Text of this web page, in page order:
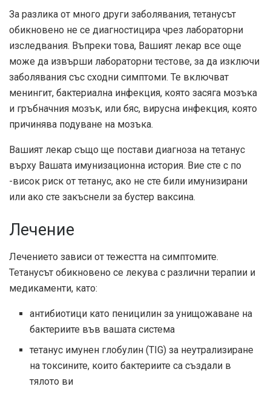
За разлика от много други заболявания, тетанусът
обикновено не се диагностицира чрез лабораторни
изследвания. Въпреки това, Вашият лекар все още
може да извърши лабораторни тестове, за да изключи
заболявания със сходни симптоми. Те включват
менингит, бактериална инфекция, която засяга мозъка
и гръбначния мозък, или бяс, вирусна инфекция, която
причинява подуване на мозъка.
Вашият лекар също ще постави диагноза на тетанус
върху Вашата имунизационна история. Вие сте с по
-висок риск от тетанус, ако не сте били имунизирани
или ако сте закъснели за бустер ваксина.
Лечение
Лечението зависи от тежестта на симптомите.
Тетанусът обикновено се лекува с различни терапии и
медикаменти, като:
антибиотици като пеницилин за унищожаване на
бактериите във вашата система
тетанус имунен глобулин (TIG) за неутрализиране
на токсините, които бактериите са създали в
тялото ви